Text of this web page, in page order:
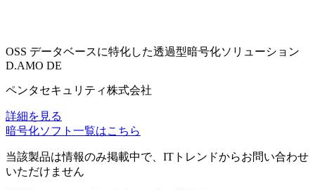
OSS データベースに特化した透過型暗号化ソリューション
D.AMO DE
ペンタセキュリティ株式会社
詳細を見る
暗号化ソフト 一覧はこちら
当該製品は情報のみ掲載中で、ITトレンドからお問い合わせ
いただけません